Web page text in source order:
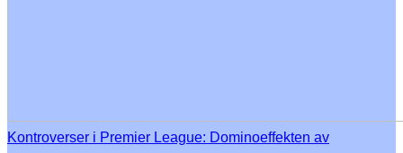
Kontroverser i Premier League: Dominoeffekten av